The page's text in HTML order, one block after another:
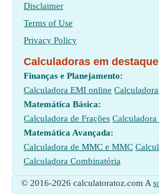
Disclaimer
Terms of Use
Privacy Policy
Calculadoras em destaque
Finanças e Planejamento:
Calculadora EMI online
Matemática Básica:
Calculadora de Frações Calculadora
Matemática Avançada:
Calculadora de MMC e MMC
Calculadora Combinatória
© 2016-2026 calculatoratoz.com A